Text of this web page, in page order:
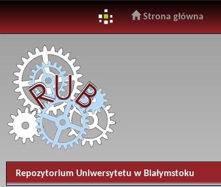
navigation
Strona główna
Repozytorium Uniwersytetu w Białymstoku